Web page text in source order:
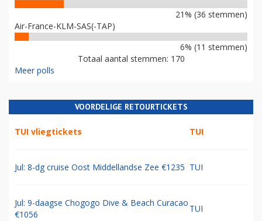
21% (36 stemmen)
Air-France-KLM-SAS(-TAP)
6% (11 stemmen)
Totaal aantal stemmen: 170
Meer polls
VOORDELIGE RETOURTICKETS
TUI vliegtickets TUI
Jul: 8-dg cruise Oost Middellandse Zee €1235 TUI
Jul: 9-daagse Chogogo Dive & Beach Curacao
€1056
TUI